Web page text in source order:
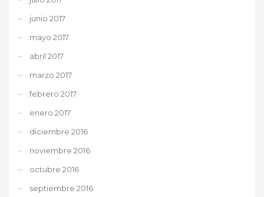
junio 2017
mayo 2017
abril 2017
marzo 2017
febrero 2017
enero 2017
diciembre 2016
noviembre 2016
octubre 2016
septiembre 2016